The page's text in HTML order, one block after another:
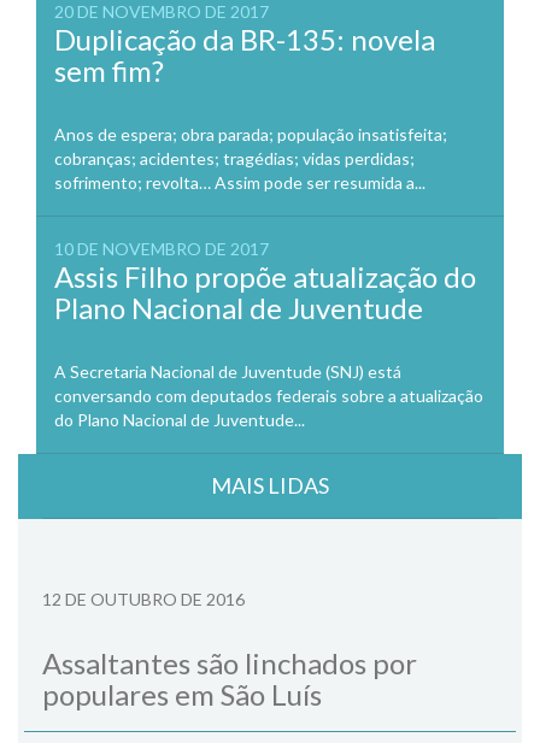
20 DE NOVEMBRO DE 2017
Duplicação da BR-135: novela
sem fim?
Anos de espera; obra parada; população insatisfeita;
cobranças; acidentes; tragédias; vidas perdidas;
sofrimento; revolta… Assim pode ser resumida a...
10 DE NOVEMBRO DE 2017
Assis Filho propõe atualização do
Plano Nacional de Juventude
A Secretaria Nacional de Juventude (SNJ) está
conversando com deputados federais sobre a atualização
do Plano Nacional de Juventude...
MAIS LIDAS
12 DE OUTUBRO DE 2016
Assaltantes são linchados por
populares em São Luís